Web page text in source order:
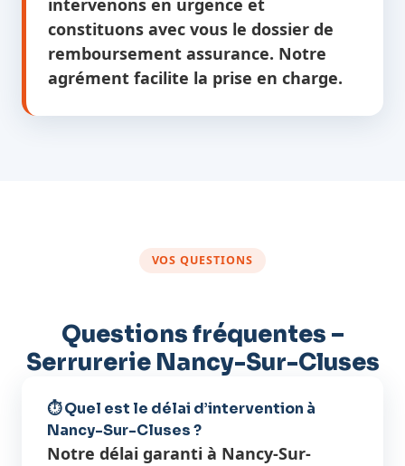
intervenons en urgence et
constituons avec vous le dossier de
remboursement assurance. Notre
agrément facilite la prise en charge.
VOS QUESTIONS
Questions fréquentes –
Serrurerie Nancy-Sur-Cluses
⏱️ Quel est le délai d’intervention à
Nancy-Sur-Cluses ?
Notre délai garanti à Nancy-Sur-